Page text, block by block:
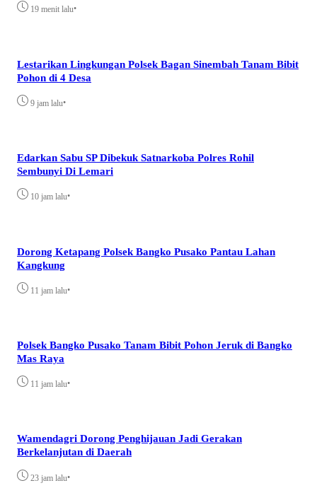
19 menit lalu•
Lestarikan Lingkungan Polsek Bagan Sinembah Tanam Bibit
Pohon di 4 Desa
9 jam lalu•
Edarkan Sabu SP Dibekuk Satnarkoba Polres Rohil
Sembunyi Di Lemari
10 jam lalu•
Dorong Ketapang Polsek Bangko Pusako Pantau Lahan
Kangkung
11 jam lalu•
Polsek Bangko Pusako Tanam Bibit Pohon Jeruk di Bangko
Mas Raya
11 jam lalu•
Wamendagri Dorong Penghijauan Jadi Gerakan
Berkelanjutan di Daerah
23 jam lalu•